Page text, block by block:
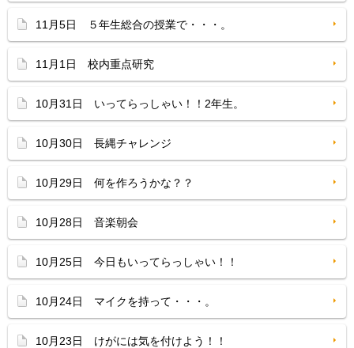
11月5日 ５年生総合の授業で・・・。
11月1日 校内重点研究
10月31日 いってらっしゃい！！2年生。
10月30日 長縄チャレンジ
10月29日 何を作ろうかな？？
10月28日 音楽朝会
10月25日 今日もいってらっしゃい！！
10月24日 マイクを持って・・・。
10月23日 けがには気を付けよう！！